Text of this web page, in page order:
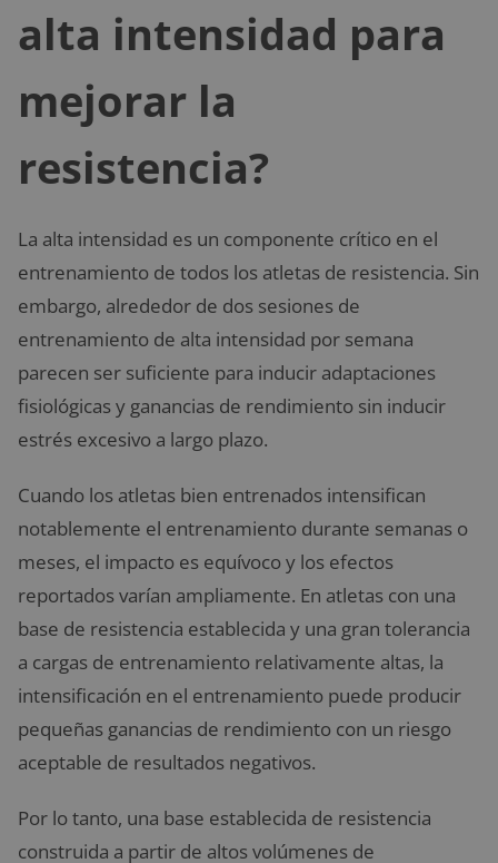
alta intensidad para
mejorar la
resistencia?
La alta intensidad es un componente crítico en el
entrenamiento de todos los atletas de resistencia. Sin
embargo, alrededor de dos sesiones de
entrenamiento de alta intensidad por semana
parecen ser suficiente para inducir adaptaciones
fisiológicas y ganancias de rendimiento sin inducir
estrés excesivo a largo plazo.
Cuando los atletas bien entrenados intensifican
notablemente el entrenamiento durante semanas o
meses, el impacto es equívoco y los efectos
reportados varían ampliamente. En atletas con una
base de resistencia establecida y una gran tolerancia
a cargas de entrenamiento relativamente altas, la
intensificación en el entrenamiento puede producir
pequeñas ganancias de rendimiento con un riesgo
aceptable de resultados negativos.
Por lo tanto, una base establecida de resistencia
construida a partir de altos volúmenes de